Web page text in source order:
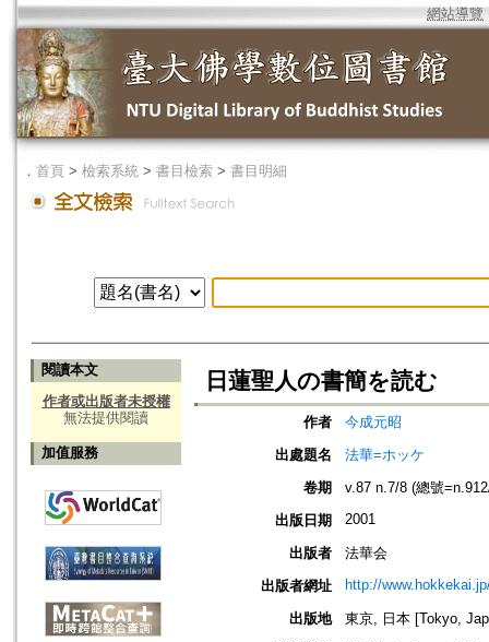
網站導覽
． 首頁 > 檢索系統 > 書目檢索 > 書目明細
閱讀本文
作者或出版者未授權
無法提供閱讀
加值服務
日蓮聖人の書簡を読む
作者
今成元昭
出處題名
法華=ホッケ
卷期
v.87 n.7/8 (總號
出版日期
2001
出版者
法華会
出版者網址
http://
出版地
東京, 日本 [Tokyo,